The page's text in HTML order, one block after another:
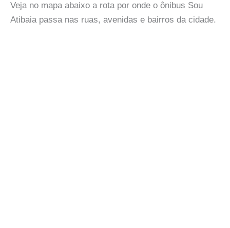
Veja no mapa abaixo a rota por onde o ônibus Sou
Atibaia passa nas ruas, avenidas e bairros da cidade.